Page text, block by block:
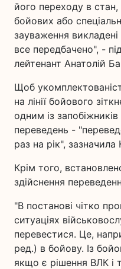
його переходу в
бойових або
зауваження викладені
все передбачено", -
лейтенант Анатолій
Щоб
на лінії бойового
одним із
переведень -
раз на рік",
Крім того,
здійснення
"В постанові чітко
ситуаціях
перевестися. Це,
ред.) в бойову. Із
якщо є рішення ВЛК і